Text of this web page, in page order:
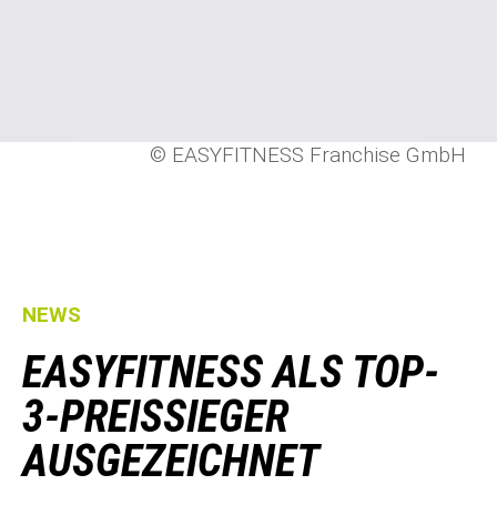
© EASYFITNESS Franchise GmbH
NEWS
EASYFITNESS ALS TOP-
3-PREISSIEGER
AUSGEZEICHNET